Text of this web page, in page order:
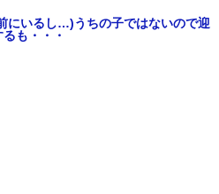
にいるし…)うちの子ではないので迎
も・・・